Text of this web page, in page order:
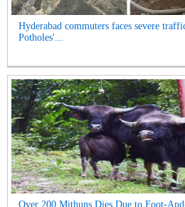
Hyderabad commuters faces severe
Potholes'...
Over 200 Mithuns Dies Due to Foot-